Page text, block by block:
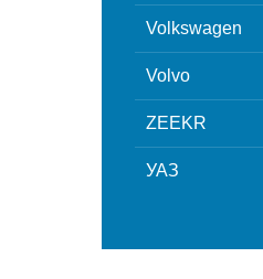
Volkswagen
Volvo
ZEEKR
УАЗ